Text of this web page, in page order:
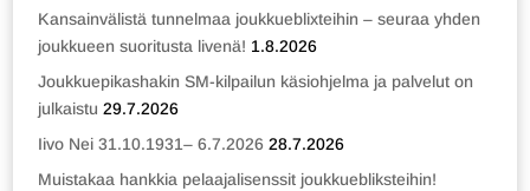
Kansainvälistä tunnelmaa joukkueblixteihin – seuraa yhden
joukkueen suoritusta livenä! 1.8.2026
Joukkuepikashakin SM-kilpailun käsiohjelma ja palvelut on
julkaistu 29.7.2026
Iivo Nei 31.10.1931– 6.7.2026 28.7.2026
Muistakaa hankkia pelaajalisenssit joukkuebliksteihin!